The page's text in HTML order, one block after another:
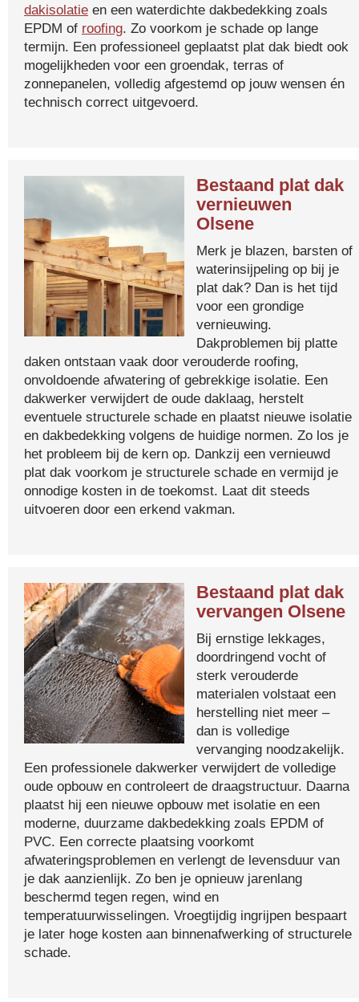
dakisolatie en een waterdichte dakbedekking zoals
EPDM of roofing. Zo voorkom je schade op lange
termijn. Een professioneel geplaatst plat dak biedt ook
mogelijkheden voor een groendak, terras of
zonnepanelen, volledig afgestemd op jouw wensen én
technisch correct uitgevoerd.
Bestaand plat dak
vernieuwen
Olsene
Merk je blazen, barsten of
waterinsijpeling op bij je
plat dak? Dan is het tijd
voor een grondige
vernieuwing.
Dakproblemen bij platte
daken ontstaan vaak door verouderde roofing,
onvoldoende afwatering of gebrekkige isolatie. Een
dakwerker verwijdert de oude daklaag, herstelt
eventuele structurele schade en plaatst nieuwe isolatie
en dakbedekking volgens de huidige normen. Zo los je
het probleem bij de kern op. Dankzij een vernieuwd
plat dak voorkom je structurele schade en vermijd je
onnodige kosten in de toekomst. Laat dit steeds
uitvoeren door een erkend vakman.
Bestaand plat dak
vervangen Olsene
Bij ernstige lekkages,
doordringend vocht of
sterk verouderde
materialen volstaat een
herstelling niet meer –
dan is volledige
vervanging noodzakelijk.
Een professionele dakwerker verwijdert de volledige
oude opbouw en controleert de draagstructuur. Daarna
plaatst hij een nieuwe opbouw met isolatie en een
moderne, duurzame dakbedekking zoals EPDM of
PVC. Een correcte plaatsing voorkomt
afwateringsproblemen en verlengt de levensduur van
je dak aanzienlijk. Zo ben je opnieuw jarenlang
beschermd tegen regen, wind en
temperatuurwisselingen. Vroegtijdig ingrijpen bespaart
je later hoge kosten aan binnenafwerking of structurele
schade.